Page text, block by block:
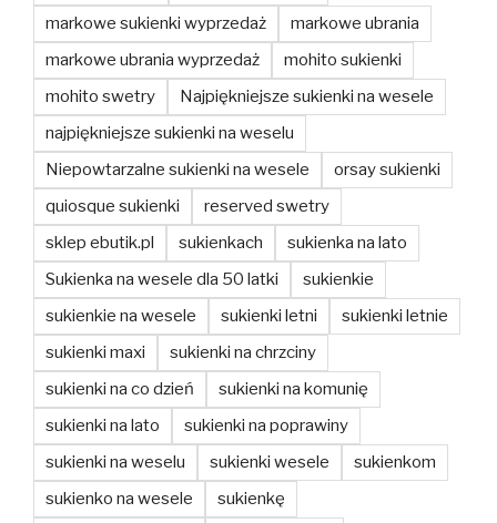
markowe sukienki wyprzedaż
markowe ubrania
markowe ubrania wyprzedaż
mohito sukienki
mohito swetry
Najpiękniejsze sukienki na wesele
najpiękniejsze sukienki na weselu
Niepowtarzalne sukienki na wesele
orsay sukienki
quiosque sukienki
reserved swetry
sklep ebutik.pl
sukienkach
sukienka na lato
Sukienka na wesele dla 50 latki
sukienkie
sukienkie na wesele
sukienki letni
sukienki letnie
sukienki maxi
sukienki na chrzciny
sukienki na co dzień
sukienki na komunię
sukienki na lato
sukienki na poprawiny
sukienki na weselu
sukienki wesele
sukienkom
sukienko na wesele
sukienkę